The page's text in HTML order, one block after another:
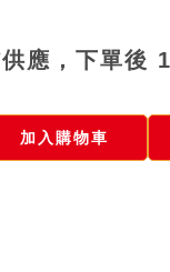
應，下單後
加入購物車